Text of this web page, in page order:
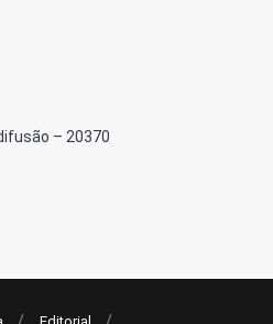
– 20370